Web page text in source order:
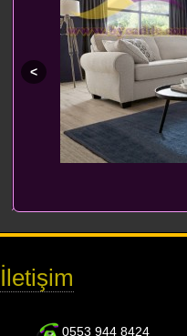
İletişim
0553 944 8424